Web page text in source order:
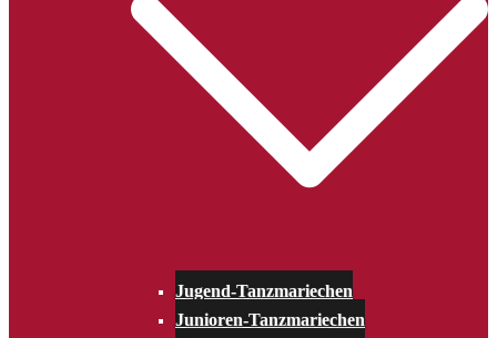
Jugend-Tanzmariechen
Junioren-Tanzmariechen